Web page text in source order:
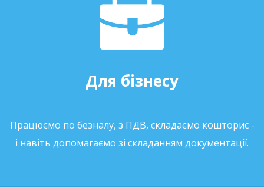
Для бізнесу
Працюємо по безналу, з ПДВ, складаємо кошторис -
і навіть допомагаємо зі складанням документації.